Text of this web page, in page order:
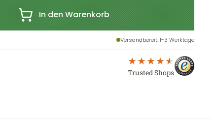
In den Warenkorb
Versandbereit: 1-3 Werktage
Trusted Shops